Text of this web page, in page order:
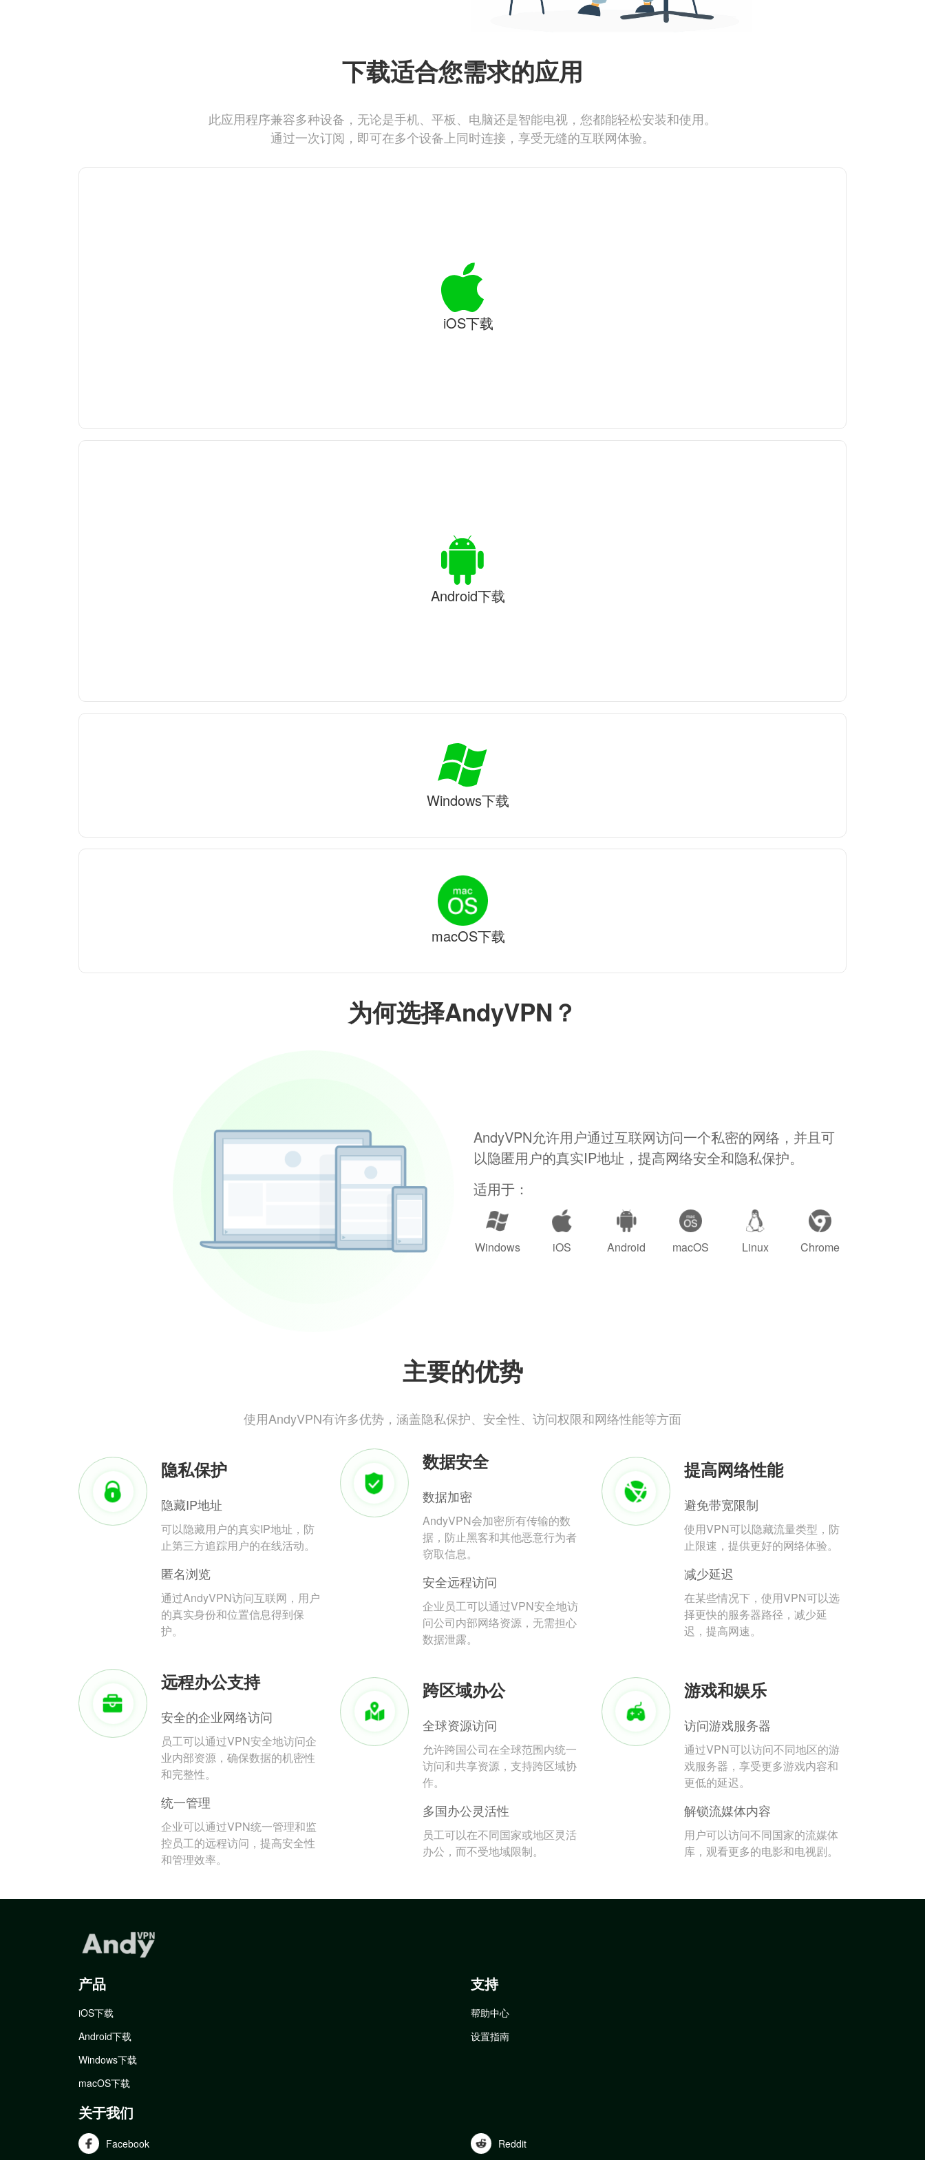
为何选择AndyVPN？
AndyVPN允许用户通过互联网访问一个私密的网络，并且可
以隐匿用户的真实IP地址，提高网络安全和隐私保护。
适用于：
Windows iOS Android macOS Linux Chrome
主要的优势
使用AndyVPN有许多优势，涵盖隐私保护、安全性、访问权限和网络性能等方面
隐私保护
隐藏IP地址
可以隐藏用户的真实IP地址，防
止第三方追踪用户的在线活动。
匿名浏览
通过AndyVPN访问互联网，用户
的真实身份和位置信息得到保
护。
数据安全
数据加密
AndyVPN会加密所有传输的数
据，防止黑客和其他恶意行为者
窃取信息。
安全远程访问
企业员工可以通过VPN安全地访
问公司内部网络资源，无需担心
数据泄露。
提高网络性能
避免带宽限制
使用VPN可以隐藏流量类型，防
止限速，提供更好的网络体验。
减少延迟
在某些情况下，使用VPN可以选
择更快的服务器路径，减少延
迟，提高网速。
远程办公支持
安全的企业网络访问
员工可以通过VPN安全地访问企
业内部资源，确保数据的机密性
和完整性。
统一管理
企业可以通过VPN统一管理和监
控员工的远程访问，提高安全性
和管理效率。
跨区域办公
全球资源访问
允许跨国公司在全球范围内统一
访问和共享资源，支持跨区域协
作。
多国办公灵活性
员工可以在不同国家或地区灵活
办公，而不受地域限制。
游戏和娱乐
访问游戏服务器
通过VPN可以访问不同地区的游
戏服务器，享受更多游戏内容和
更低的延迟。
解锁流媒体内容
用户可以访问不同国家的流媒体
库，观看更多的电影和电视剧。
下载适合您需求的应用
此应用程序兼容多种设备，无论是手机、平板、电脑还是智能电视，您都能轻松安装和使用。
通过一次订阅，即可在多个设备上同时连接，享受无缝的互联网体验。
iOS下载
Android下载
Windows下载
macOS下载
产品
iOS下载
Android下载
Windows下载
macOS下载
支持
帮助中心
设置指南
关于我们
Facebook Reddit